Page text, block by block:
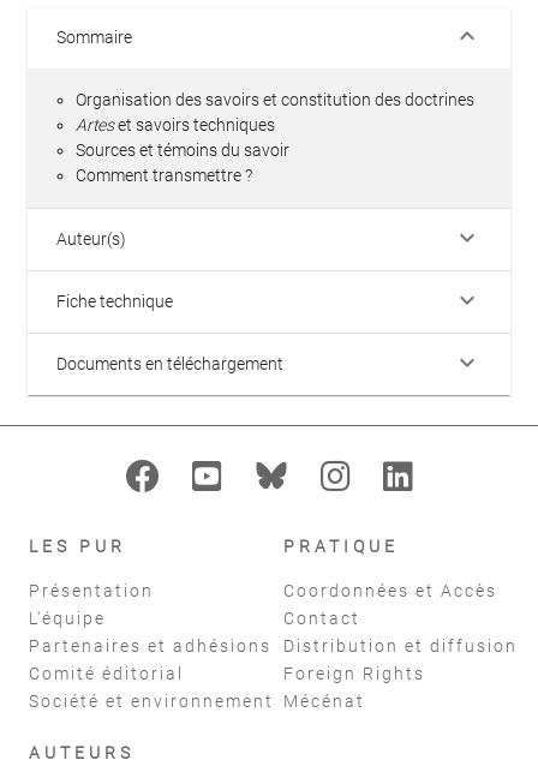
Sommaire keyboard_arrow_down
Organisation des savoirs et constitution des doctrines
Arteset savoirs techniques
Sources et témoins du savoir
Comment transmettre ?
Auteur(s) keyboard_arrow_down
Fiche technique keyboard_arrow_down
Documents en téléchargement keyboard_arrow_down
LES PUR
Présentation
L'équipe
Partenaires et adhésions
Comité éditorial
Société et environnement
PRATIQUE
Coordonnées et Accès
Contact
Distribution et diffusion
Foreign Rights
Mécénat
AUTEURS